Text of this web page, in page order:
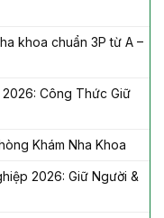
khoa chuẩn 3P từ A –
Công Thức Giữ
Khám Nha Khoa
2026: Giữ Người &